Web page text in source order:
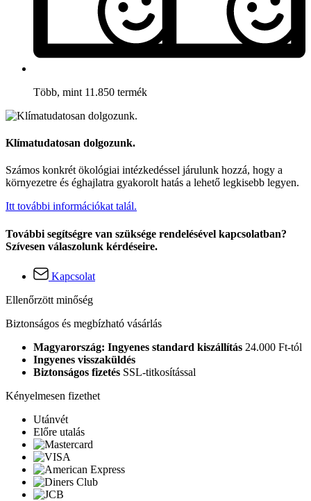
Több, mint 11.850 termék
Klímatudatosan dolgozunk.
Számos konkrét ökológiai intézkedéssel járulunk hozzá, hogy a
környezetre és éghajlatra gyakorolt hatás a lehető legkisebb legyen.
Itt további információkat talál.
További segítségre van szüksége rendelésével kapcsolatban?
Szívesen válaszolunk kérdéseire.
Kapcsolat
Ellenőrzött minőség
Biztonságos és megbízható vásárlás
Magyarország: Ingyenes standard kiszállítás 24.000 Ft-tól
Ingyenes visszaküldés
Biztonságos fizetés SSL-titkosítással
Kényelmesen fizethet
Utánvét
Előre utalás